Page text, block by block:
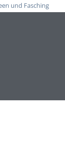
und Fasching